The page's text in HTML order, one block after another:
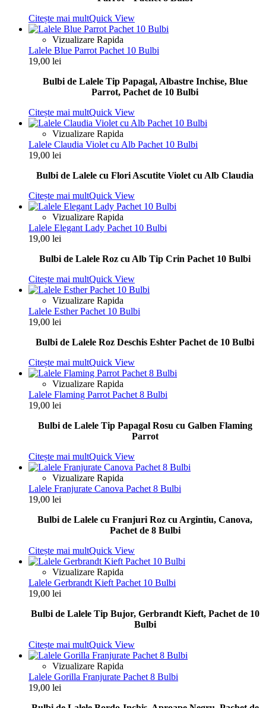
Citește mai multQuick View
Vizualizare Rapida
Lalele Blue Parrot Pachet 10 Bulbi
19,00 lei
Bulbi de Lalele Tip Papagal, Albastre Inchise, Blue
Parrot, Pachet de 10 Bulbi
Citește mai multQuick View
Vizualizare Rapida
Lalele Claudia Violet cu Alb Pachet 10 Bulbi
19,00 lei
Bulbi de Lalele cu Flori Ascutite Violet cu Alb Claudia
Citește mai multQuick View
Vizualizare Rapida
Lalele Elegant Lady Pachet 10 Bulbi
19,00 lei
Bulbi de Lalele Roz cu Alb Tip Crin Pachet 10 Bulbi
Citește mai multQuick View
Vizualizare Rapida
Lalele Esther Pachet 10 Bulbi
19,00 lei
Bulbi de Lalele Roz Deschis Eshter Pachet de 10 Bulbi
Citește mai multQuick View
Vizualizare Rapida
Lalele Flaming Parrot Pachet 8 Bulbi
19,00 lei
Bulbi de Lalele Tip Papagal Rosu cu Galben Flaming
Parrot
Citește mai multQuick View
Vizualizare Rapida
Lalele Franjurate Canova Pachet 8 Bulbi
19,00 lei
Bulbi de Lalele cu Franjuri Roz cu Argintiu, Canova,
Pachet de 8 Bulbi
Citește mai multQuick View
Vizualizare Rapida
Lalele Gerbrandt Kieft Pachet 10 Bulbi
19,00 lei
Bulbi de Lalele Tip Bujor, Gerbrandt Kieft, Pachet de 10
Bulbi
Citește mai multQuick View
Vizualizare Rapida
Lalele Gorilla Franjurate Pachet 8 Bulbi
19,00 lei